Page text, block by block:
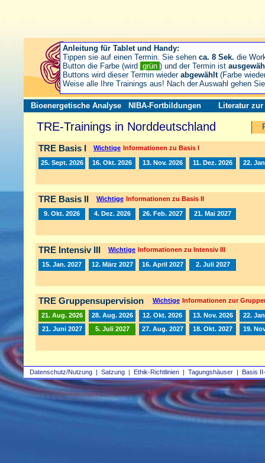
Datenschutz/Nutzung | Satzung | Ethik-Richtlinien | Tagungshäuser | Basis
Bioenergetische Analyse NIBA-Fortbildungen Literatur zur
TRE-Trainings in Norddeutschland
TRE Basis I Wichtige Informationen zu Basis I
25. Sept. 2026 16. Okt. 2026 13. Nov. 2026 11. Dez. 2026 22.
TRE Basis II Wichtige Informationen zu Basis II
9. Okt. 2026 4. Dez. 2026 26. Feb. 2027 21. Mai 2027
TRE Intensiv III Wichtige Informationen zu Intensiv III
15. Jan. 2027 12. März 2027 16. April 2027 2. Juli 2027
TRE Gruppensupervision Wichtige Informationen zur
21. Aug. 2026 28. Aug. 2026 12. Okt. 2026 13. Nov. 2026
22.
21. Juni 2027
5. Juli 2027 27. Aug. 2027 18. Okt. 2027 19.
Anleitung für Tablet und Handy:
Tippen sie auf einen Termin. Sie sehen ca. 8 Sek. die
Button die Farbe (wird grün ) und der Termin ist
Buttons wird dieser Termin wieder abgewählt(Farbe
Weise alle Ihre Trainings aus! Nach der Auswahl gehen